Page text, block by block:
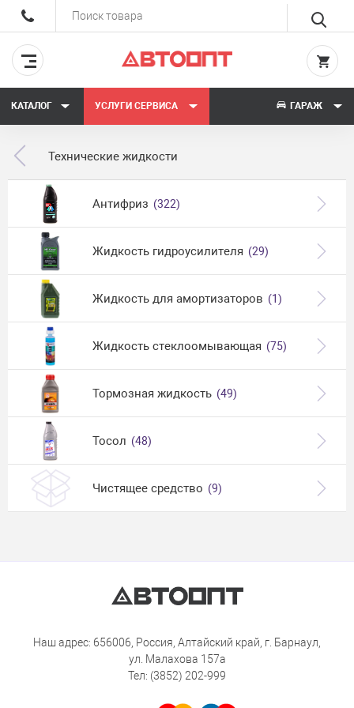
КАТАЛОГ УСЛУГИ СЕРВИСА ГАРАЖ
Технические жидкости
Антифриз (322)
Жидкость гидроусилителя (29)
Жидкость для амортизаторов (1)
Жидкость стеклоомывающая (75)
Тормозная жидкость (49)
Тосол (48)
Чистящее средство (9)
Наш адрес: 656006, Россия, Алтайский край, г. Барнаул,
ул. Малахова 157а
Тел: (3852) 202-999